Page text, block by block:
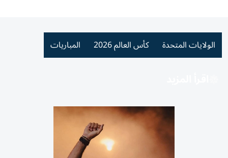
الولايات المتحدة كأس العالم 2026 المباريات